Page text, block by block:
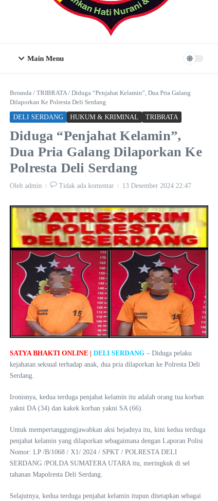
Main Menu
Beranda / TRIBRATA/ Diduga “Penjahat Kelamin”, Dua Pria Galang
Dilaporkan Ke Polresta Deli Serdang
DELI SERDANG HUKUM & KRIMINAL TRIBRATA
Diduga “Penjahat Kelamin”,
Dua Pria Galang Dilaporkan Ke
Polresta Deli Serdang
Oleh admin Tidak ada komentar 13 Desember 2024 22:47
SATYA BHAKTI ONLINE | DELI SERDANG – Diduga pelaku
kejahatan seksual terhadap anak, dua pria dilaporkan ke Polresta Deli
Serdang.
Ironisnya, kedua terduga penjahat kelamin itu adalah orang tua korban
yakni DA (34) dan kakek korban yakni SA (66).
Untuk mempertanggungjawabkan aksi bejadnya itu, kini kedua terduga
penjahat kelamin yang dilaporkan sebagaimana dengan Laporan Polisi
Nomor: LP /B/1068 / X1/ 2024 / SPKT / POLRESTA DELI
SERDANG /POLDA SUMATERA UTARA itu, meringkuk di sel
tahanan Mapolresta Deli Serdang.
Selajutnya, kedua terduga penjahat kelamin itupun ditetapkan sebagai